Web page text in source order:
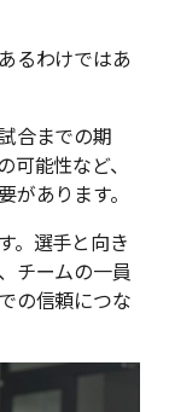
るわけではあ
合までの期
能性など、
あります。
。選手と向き
チームの一員
の信頼につな